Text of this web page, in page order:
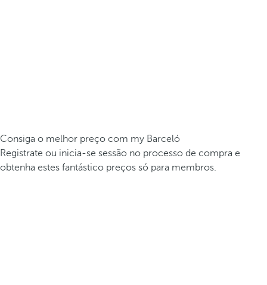
Consiga o melhor preço com my Barceló
Registrate ou inicia-se sessão no processo de compra e
obtenha estes fantástico preços só para membros.